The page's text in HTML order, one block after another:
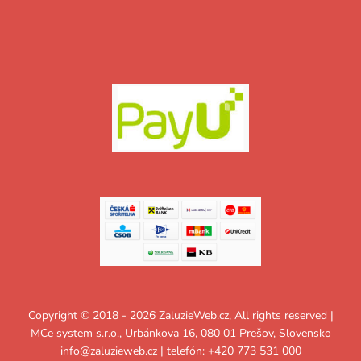
Copyright © 2018 - 2026 ZaluzieWeb.cz, All rights reserved |
MCe system s.r.o., Urbánkova 16, 080 01 Prešov, Slovensko
info@zaluzieweb.cz| telefón: +420 773 531 000